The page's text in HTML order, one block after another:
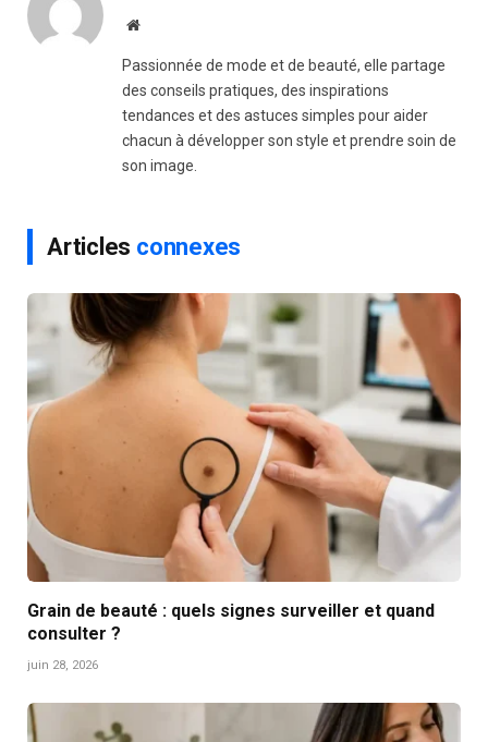
Website
Passionnée de mode et de beauté, elle partage
des conseils pratiques, des inspirations
tendances et des astuces simples pour aider
chacun à développer son style et prendre soin de
son image.
Articles connexes
Grain de beauté : quels signes surveiller et quand
consulter ?
juin 28, 2026